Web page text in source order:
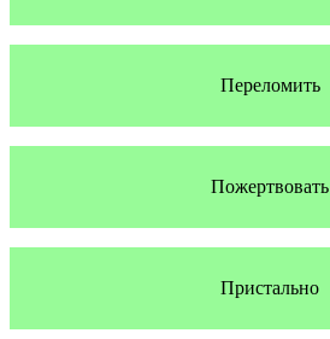
Переломить
Пожертвовать
Пристально